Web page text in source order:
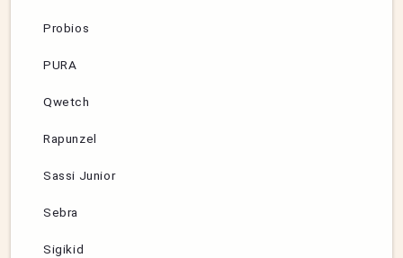
Probios
PURA
Qwetch
Rapunzel
Sassi Junior
Sebra
Sigikid